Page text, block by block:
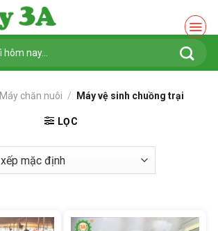
Máy chăn nuôi / Máy vệ sinh chuồng trại
LỌC